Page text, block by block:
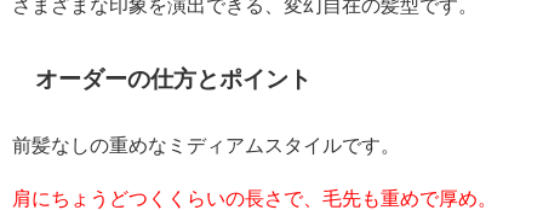
さまざまな印象を演出できる、変幻自在の髪型です。
オーダーの仕方とポイント
前髪なしの重めなミディアムスタイルです。
肩にちょうどつくくらいの長さで、毛先も重めで厚め。